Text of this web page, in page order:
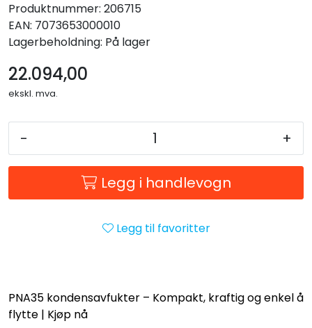
Produktnummer: 206715
EAN: 7073653000010
Lagerbeholdning: På lager
22.094,00
ekskl. mva.
- +
Legg i handlevogn
Legg til favoritter
PNA35 kondensavfukter – Kompakt, kraftig og enkel å
flytte | Kjøp nå